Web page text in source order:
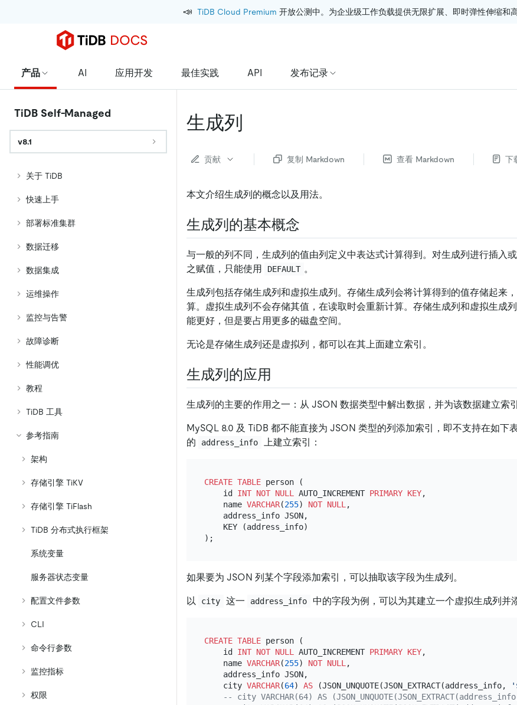
📣 TiDB Cloud Premium 开放公测中。为企业级工作负载提供无限扩展、即时弹性伸缩和
产品 AI 应用开发 最佳实践 API 发布记录
TiDB Self-Managed
v8.1
关于 TiDB
快速上手
部署标准集群
数据迁移
数据集成
运维操作
监控与告警
故障诊断
性能调优
教程
TiDB 工具
参考指南
架构
存储引擎 TiKV
存储引擎 TiFlash
TiDB 分布式执行框架
系统变量
服务器状态变量
配置文件参数
CLI
命令行参数
监控指标
权限
生成列
贡献 复制 Markdown 查看 Markdown 下
本文介绍生成列的概念以及用法。
生成列的基本概念
与一般的列不同，生成列的值由列定义中表达式计算得到。对生成列进行插入
之赋值，只能使用
DEFAULT 。
生成列包括存储生成列和虚拟生成列。存储生成列会将计算得到的值存储起来
算。虚拟生成列不会存储其值，在读取时会重新计算。存储生成列和虚拟生成
能更好，但是要占用更多的磁盘空间。
无论是存储生成列还是虚拟列，都可以在其上面建立索引。
生成列的应用
生成列的主要的作用之一：从 JSON 数据类型中解出数据，并为该数据建立索引
MySQL 8.0 及 TiDB 都不能直接为 JSON 类型的列添加索引，即不支持在如下
的
address_info 上建立索引：
CREATE TABLE person (
    id
INT NOT NULL AUTO_INCREMENT PRIMARY KEY,
    name
VARCHAR(255) NOT NULL ,
    address_info JSON,
    KEY (address_info)
如果要为 JSON 列某个字段添加索引，可以抽取该字段为生成列。
以 city 这一 address_info 中的字段为例，可以为其建立一个虚拟生成列并
CREATE TABLE person (
    id
INT NOT NULL AUTO_INCREMENT PRIMARY KEY,
    name
VARCHAR(255) NOT NULL ,
    address_info JSON,
    city
VARCHAR(64) AS (JSON_UNQUOTE(JSON_EXTRACT(address_info,
-- city VARCHAR(64) AS